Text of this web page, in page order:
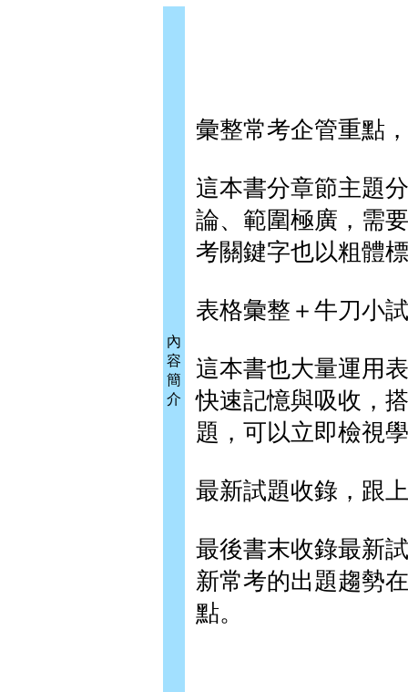
內
容
簡
介
彙整常考企管重點
這本書分章節主題
論、範圍極廣，需
考關鍵字也以粗體
表格彙整＋牛刀小
這本書也大量運用
快速記憶與吸收，
題，可以立即檢視
最新試題收錄，跟
最後書末收錄最新
新常考的出題趨勢
點。